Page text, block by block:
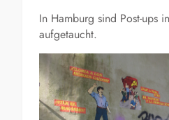
In Hamburg sind Post-ups
aufgetaucht.